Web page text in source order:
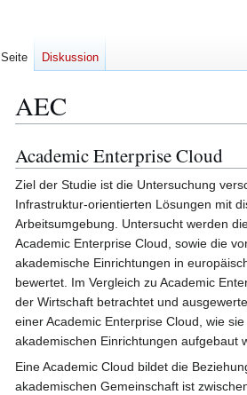
AEC
Zur
Navigation
springen
Zur
Suche
springen
Academic Enterprise Cloud
Ziel der Studie ist die Untersuchung
Infrastruktur-orientierten Lösungen mit
Arbeitsumgebung. Untersucht werden
Academic Enterprise Cloud, sowie die
akademische Einrichtungen in
bewertet. Im Vergleich zu Academic
der Wirtschaft betrachtet und
einer Academic Enterprise Cloud, wie
akademischen Einrichtungen aufgebaut
Eine Academic Cloud bildet die
akademischen Gemeinschaft ist
Seite Diskussion